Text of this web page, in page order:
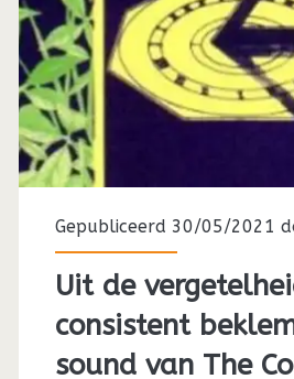
Gepubliceerd 30/05/2021
Uit de
consistent
sound van The